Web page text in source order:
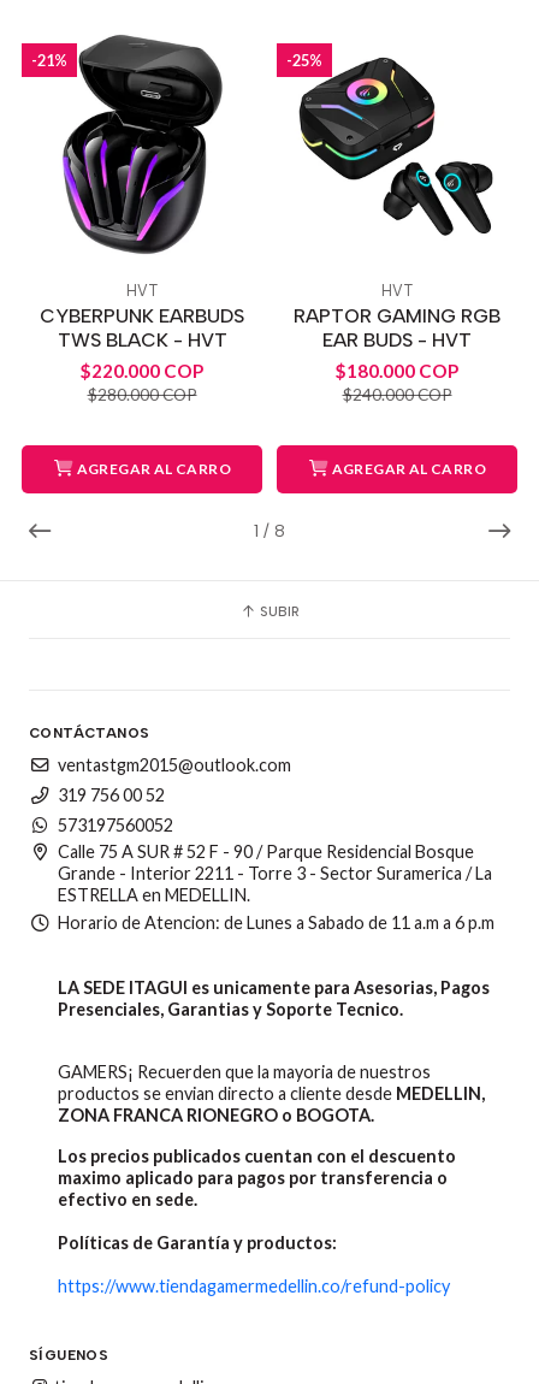
1 / 8
-21%
HVT
CYBERPUNK EARBUDS
TWS BLACK - HVT
$220.000 COP
$280.000 COP
AGREGAR AL CARRO
-25%
HVT
RAPTOR GAMING RGB
EAR BUDS - HVT
$180.000 COP
$240.000 COP
AGREGAR AL CARRO
SUBIR
CONTÁCTANOS
ventastgm2015@outlook.com
319 756 00 52
573197560052
Calle 75 A SUR # 52 F - 90 / Parque Residencial Bosque
Grande - Interior 2211 - Torre 3 - Sector Suramerica / La
ESTRELLA en MEDELLIN.
Horario de Atencion: de Lunes a Sabado de 11 a.m a 6 p.m
LA SEDE ITAGUI es unicamente para Asesorias, Pagos
Presenciales, Garantias y Soporte Tecnico.
GAMERS¡ Recuerden que la mayoria de nuestros
productos se envian directo a cliente desde MEDELLIN,
ZONA FRANCA RIONEGRO o BOGOTA.
Los precios publicados cuentan con el descuento
maximo aplicado para pagos por transferencia o
efectivo en sede.
Políticas de Garantía y productos:
https://www.tiendagamermedellin.co/refund-policy
SÍGUENOS